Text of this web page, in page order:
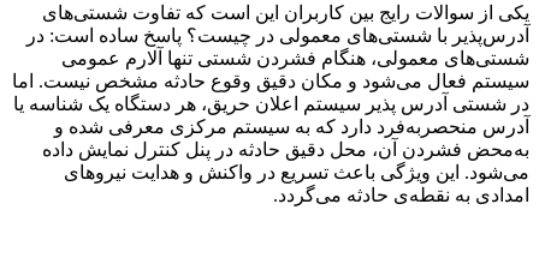
یکی از سوالات رایج بین کاربران این است که تفاوت شستی‌های
آدرس‌پذیر با شستی‌های معمولی در چیست؟ پاسخ ساده است: در
شستی‌های معمولی، هنگام فشردن شستی تنها آلارم عمومی
سیستم فعال می‌شود و مکان دقیق وقوع حادثه مشخص نیست. اما
در شستی آدرس پذیر سیستم اعلان حریق، هر دستگاه یک شناسه یا
آدرس منحصربه‌فرد دارد که به سیستم مرکزی معرفی شده و
به‌محض فشردن آن، محل دقیق حادثه در پنل کنترل نمایش داده
می‌شود. این ویژگی باعث تسریع در واکنش و هدایت نیروهای
امدادی به نقطه‌ی حادثه می‌گردد.